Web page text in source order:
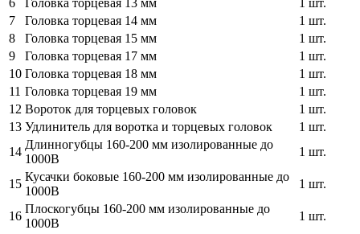
7
Головка торцевая 14 мм
1 шт.
8
Головка торцевая 15 мм
1 шт.
9
Головка торцевая 17 мм
1 шт.
10 Головка торцевая 18 мм
1 шт.
11 Головка торцевая 19 мм
1 шт.
12 Вороток для торцевых головок
1 шт.
13 Удлинитель для воротка и торцевых головок
1 шт.
14
Длинногубцы 160-200 мм изолированные до
1000В
1 шт.
15
Кусачки боковые 160-200 мм изолированные до
1000В
1 шт.
16
Плоскогубцы 160-200 мм изолированные до
1000В
1 шт.